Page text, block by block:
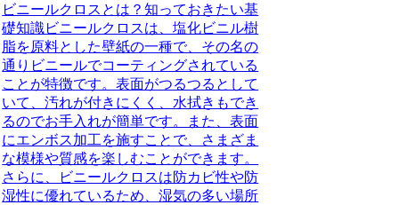
ビニールクロスとは？知っておきたい基
礎知識ビニールクロスは、塩化ビニル樹
脂を原料とした壁紙の一種で、その名の
通りビニールでコーティングされている
ことが特徴です。表面がつるつるとして
いて、汚れが付きにくく、水拭きもでき
るのでお手入れが簡単です。また、表面
にエンボス加工を施すことで、さまざま
な模様や質感を楽しむことができます。
さらに、ビニールクロスは防カビ性や防
湿性に優れているため、湿気の多い場所